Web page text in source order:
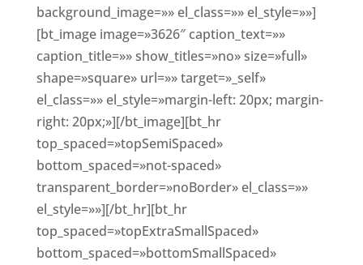
background_image=»» el_class=»» el_style=»»]
[bt_image image=»3626″ caption_text=»»
caption_title=»» show_titles=»no» size=»full»
shape=»square» url=»» target=»_self»
el_class=»» el_style=»margin-left: 20px; margin-
right: 20px;»][/bt_image][bt_hr
top_spaced=»topSemiSpaced»
bottom_spaced=»not-spaced»
transparent_border=»noBorder» el_class=»»
el_style=»»][/bt_hr][bt_hr
top_spaced=»topExtraSmallSpaced»
bottom_spaced=»bottomSmallSpaced»